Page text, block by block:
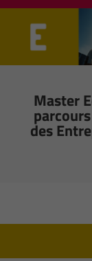
Master
des